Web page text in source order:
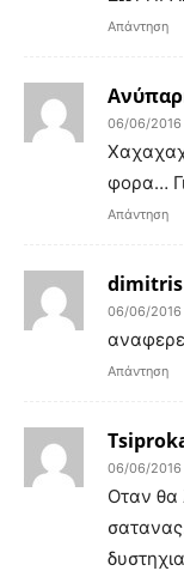
Απάντηση
06/06/
φορα…
Απάντηση
dimitris
06/06/
Απάντηση
06/06/
Οταν θα